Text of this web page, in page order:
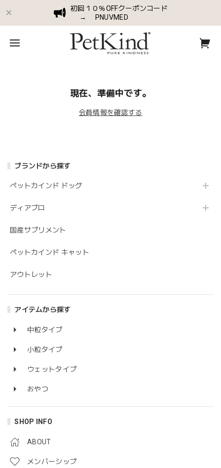
初回１０％OFFクーポンコード
→ PNUVMED
ブランドから探す
ペットカインド ドッグ
ディアブロ
国産サプリメント
ペットカインド キャット
アウトレット
アイテムから探す
中粒タイプ
小粒タイプ
ウェットタイプ
おやつ
SHOP INFO
ABOUT
メンバーシップ
現在、準備中です。
会員情報を確認する